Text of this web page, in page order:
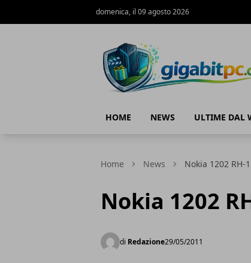
domenica, il 09 agosto 2026
HOME NEWS ULTIME DAL
Home News Nokia 1202 RH-
Nokia 1202
di Redazione29/05/2011